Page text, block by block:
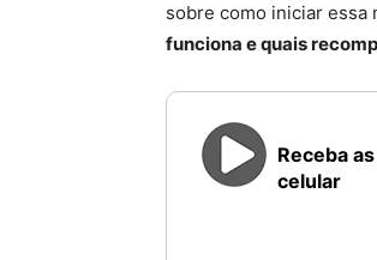
sobre como iniciar essa
funciona e quais
Receba
celular